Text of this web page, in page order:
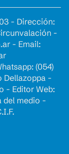
- Dirección:
-
- Email:
(054)
Dellazoppa -
- Editor Web:
del medio -